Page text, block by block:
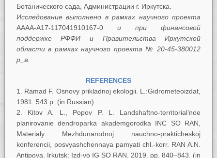
Ботанического сада, Администрации г. Иркутска.
Исследование выполнено в рамках научного проекта
АААА-А17-117041910167-0 и при финансовой
поддержке РФФИ и Правительства Иркутской
области в рамках научного проекта № 20-45-380012
р_а.
REFERENCES
Ramad F. Osnovy prikladnoj ekologii. L.:Gidrometeoizdat,
1981. 543 p. (in Russian)
Kitov A. L., Popov P. L. Landshaftno-territorial’noe
planirovanie dendroparka akademgorodka INC SO RAN,
Materialy Mezhdunarodnoj nauchno-prakticheskoj
konferencii, posvyashchennaya pamyati chl.-korr. RAN A.N.
Antipova. Irkutsk: Izd-vo IG SO RAN, 2019. pp. 840–843. (in